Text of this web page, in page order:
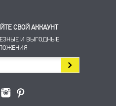
СВОЙ АККАУНТ
И ВЫГОДНЫЕ